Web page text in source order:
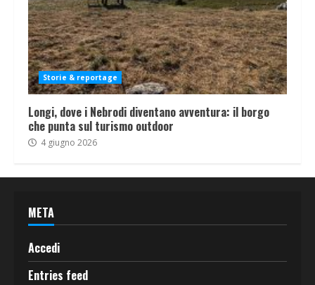
Storie & reportage
Longi, dove i Nebrodi diventano avventura: il borgo
che punta sul turismo outdoor
4 giugno 2026
META
Accedi
Entries feed